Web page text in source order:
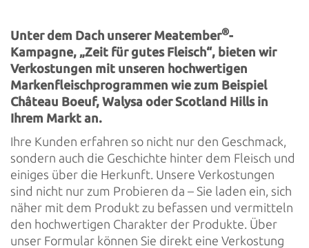
Unter dem Dach unserer Meatember®-
Kampagne, „Zeit für gutes Fleisch“, bieten wir
Verkostungen mit unseren hochwertigen
Markenfleischprogrammen wie zum Beispiel
Château Boeuf, Walysa oder Scotland Hills in
Ihrem Markt an.
Ihre Kunden erfahren so nicht nur den Geschmack,
sondern auch die Geschichte hinter dem Fleisch und
einiges über die Herkunft. Unsere Verkostungen
sind nicht nur zum Probieren da – Sie laden ein, sich
näher mit dem Produkt zu befassen und vermitteln
den hochwertigen Charakter der Produkte. Über
unser Formular können Sie direkt eine Verkostung